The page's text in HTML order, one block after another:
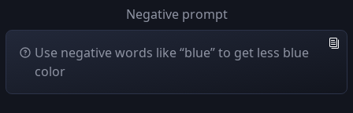
Negative prompt
Use negative words like “blue” to get less blue
color